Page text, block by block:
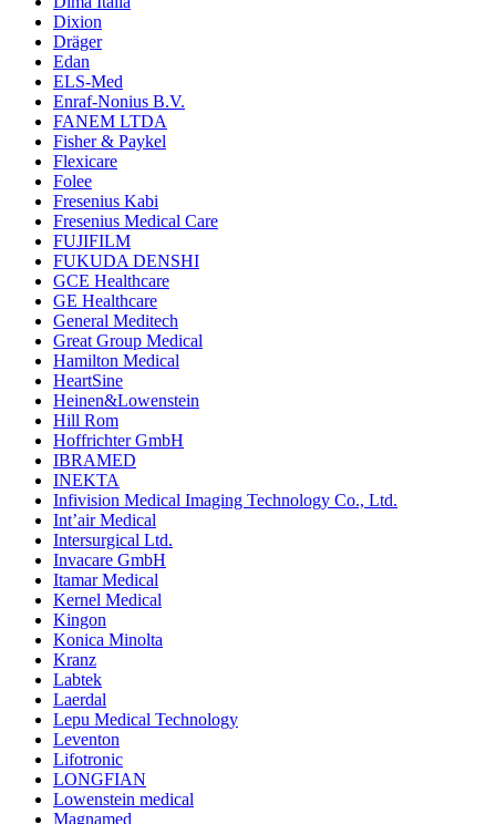
Dixion
Dräger
Edan
ELS-Med
Enraf-Nonius B.V.
FANEM LTDA
Fisher & Paykel
Flexicare
Folee
Fresenius Kabi
Fresenius Medical Care
FUJIFILM
FUKUDA DENSHI
GCE Healthcare
GE Healthcare
General Meditech
Great Group Medical
Hamilton Medical
HeartSine
Heinen&Lowenstein
Hill Rom
Hoffrichter GmbH
IBRAMED
INEKTA
Infivision Medical Imaging Technology Co., Ltd.
Int’air Medical
Intersurgical Ltd.
Invacare GmbH
Itamar Medical
Kernel Medical
Kingon
Konica Minolta
Kranz
Labtek
Laerdal
Lepu Medical Technology
Leventon
Lifotronic
LONGFIAN
Lowenstein medical
Magnamed